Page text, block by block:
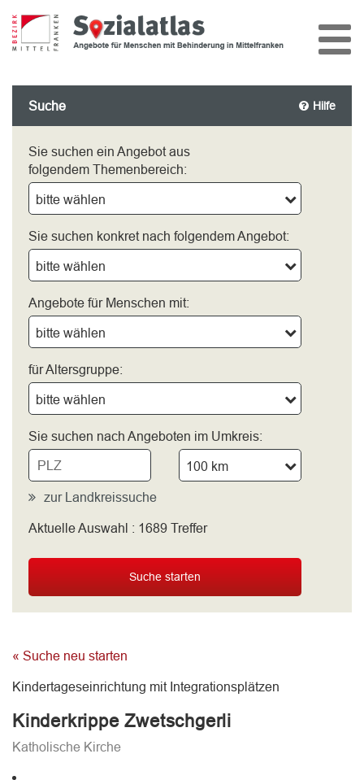
Suche Hilfe
Sie suchen ein Angebot aus
folgendem Themenbereich:
bitte wählen
Sie suchen konkret nach folgendem Angebot:
bitte wählen
Angebote für Menschen mit:
bitte wählen
für Altersgruppe:
bitte wählen
Sie suchen nach Angeboten im Umkreis:
100 km
zur Landkreissuche
bitte wählen
Aktuelle Auswahl : 1689 Treffer
Suche starten
« Suche neu starten
Kindertageseinrichtung mit Integrationsplätzen
Kinderkrippe Zwetschgerli
Katholische Kirche